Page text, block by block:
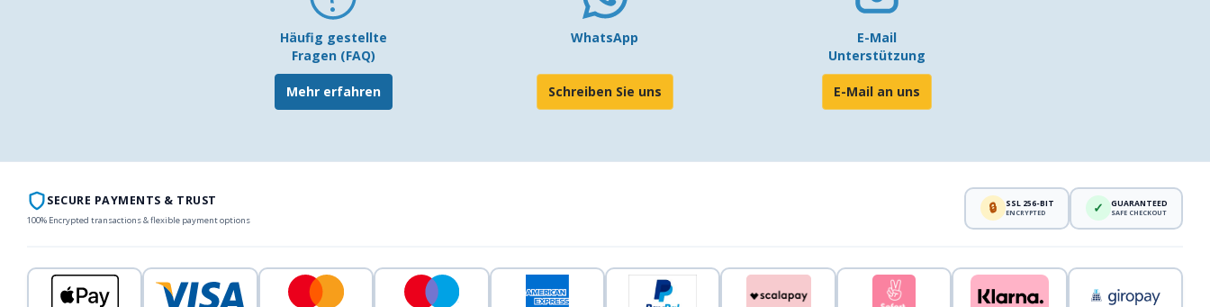
Häufig gestellte
Fragen (FAQ)
Mehr erfahren
WhatsApp
Schreiben Sie uns
E-Mail
Unterstützung
E-Mail an uns
SECURE PAYMENTS & TRUST
100% Encrypted transactions & flexible payment options
🔒 SSL 256-BIT
ENCRYPTED ✓ GUARANTEED
SAFE CHECKOUT